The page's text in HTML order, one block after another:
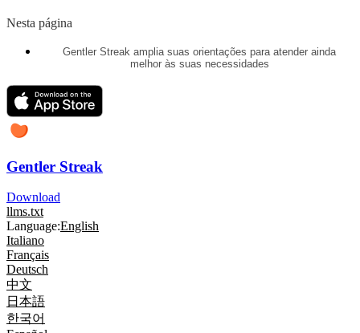
Nesta página
Gentler Streak amplia suas orientações para atender ainda
melhor às suas necessidades
Gentler Streak
Download
llms.txt
Language:English
Italiano
Français
Deutsch
中文
日本語
한국어